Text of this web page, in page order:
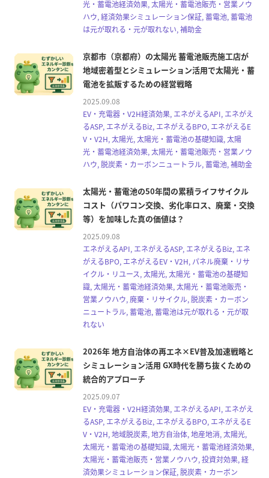
光・蓄電池経済効果, 太陽光・蓄電池販売・営業ノウ
ハウ, 経済効果シミュレーション保証, 蓄電池, 蓄電池
は元が取れる・元が取れない, 補助金
京都市（京都府）の太陽光 蓄電池販売施工店が
地域密着型とシミュレーション活用で太陽光・蓄
電池を拡販するための経営戦略
2025.09.08
EV・充電器・V2H経済効果, エネがえるAPI, エネがえ
るASP, エネがえるBiz, エネがえるBPO, エネがえるE
V・V2H, 太陽光, 太陽光・蓄電池の基礎知識, 太陽
光・蓄電池経済効果, 太陽光・蓄電池販売・営業ノウ
ハウ, 脱炭素・カーボンニュートラル, 蓄電池, 補助金
太陽光・蓄電池の50年間の累積ライフサイクル
コスト（パワコン交換、劣化率ロス、廃棄・交換
等）を加味した真の価値は？
2025.09.08
エネがえるAPI, エネがえるASP, エネがえるBiz, エネ
がえるBPO, エネがえるEV・V2H, パネル廃棄・リサ
イクル・リユース, 太陽光, 太陽光・蓄電池の基礎知
識, 太陽光・蓄電池経済効果, 太陽光・蓄電池販売・
営業ノウハウ, 廃棄・リサイクル, 脱炭素・カーボン
ニュートラル, 蓄電池, 蓄電池は元が取れる・元が取
れない
2026年 地方自治体の再エネ×EV普及加速戦略と
シミュレーション活用 GX時代を勝ち抜くための
統合的アプローチ
2025.09.07
EV・充電器・V2H経済効果, エネがえるAPI, エネがえ
るASP, エネがえるBiz, エネがえるBPO, エネがえるE
V・V2H, 地域脱炭素, 地方自治体, 地産地消, 太陽光,
太陽光・蓄電池の基礎知識, 太陽光・蓄電池経済効果,
太陽光・蓄電池販売・営業ノウハウ, 投資対効果, 経
済効果シミュレーション保証, 脱炭素・カーボン